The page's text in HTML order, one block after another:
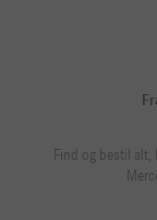
Find og bestil alt,